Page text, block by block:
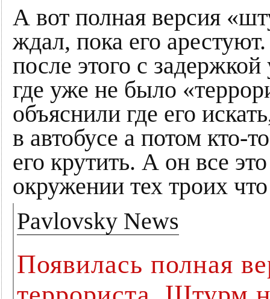
А вот полная версия
ждал, пока его
после этого с
где уже не было
объяснили где его
в автобусе а потом кто-
его крутить. А он все
окружении тех троих
Pavlovsky News
Появилась полная